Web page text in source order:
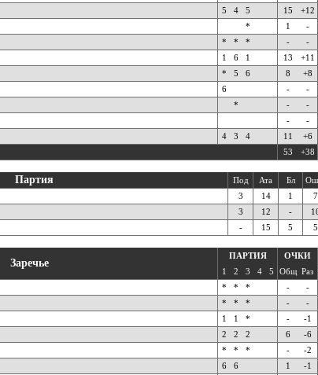
5 4 5 15 +12
* 1 -
* * * - -
1 6 1 13 +11
* 5 6 8 +8
6 - -
* - -
- -
4 3 4 11 +6
53 +38
Партия Под Ата Бл
3 14 1 7
3 12 -
- 15 5 5
Заречье
ПАРТИЯ ОЧКИ
1
2 3 4 5 Общ Раз
* * * - -
* * * - -
1 1 * - -1
2 2 2 6 -6
* * * - -2
6 6 1 -1